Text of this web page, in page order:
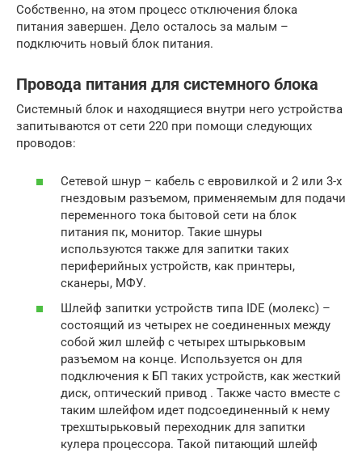
Собственно, на этом процесс отключения блока
питания завершен. Дело осталось за малым –
подключить новый блок питания.
Провода питания для системного блока
Системный блок и находящиеся внутри него устройства
запитываются от сети 220 при помощи следующих
проводов:
Сетевой шнур – кабель с евровилкой и 2 или 3-х
гнездовым разъемом, применяемым для подачи
переменного тока бытовой сети на блок
питания пк, монитор. Такие шнуры
используются также для запитки таких
периферийных устройств, как принтеры,
сканеры, МФУ.
Шлейф запитки устройств типа IDE (молекс) –
состоящий из четырех не соединенных между
собой жил шлейф с четырех штырьковым
разъемом на конце. Используется он для
подключения к БП таких устройств, как жесткий
диск, оптический привод . Также часто вместе с
таким шлейфом идет подсоединенный к нему
трехштырьковый переходник для запитки
кулера процессора. Такой питающий шлейф